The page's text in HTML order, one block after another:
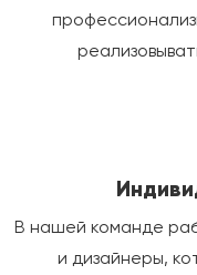
В нашей команде
и дизайнеры,